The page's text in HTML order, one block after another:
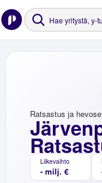
Ratsastus ja
Liikevaihto
- milj. €